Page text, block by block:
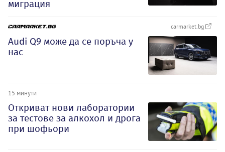
миграция
carmarket.bg
Audi Q9 може да се поръча у
нас
15 минути
Откриват нови лаборатории
за тестове за алкохол и дрога
при шофьори